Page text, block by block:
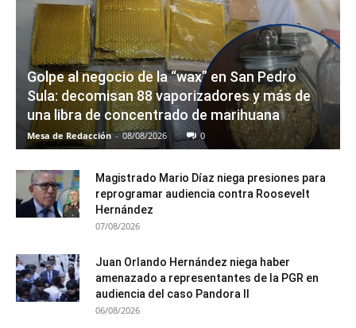
Golpe al negocio de la “wax” en San Pedro
Sula: decomisan 88 vaporizadores y más de
una libra de concentrado de marihuana
Mesa de Redacción - 08/08/2026 0
Magistrado Mario Díaz niega presiones para
reprogramar audiencia contra Roosevelt
Hernández
07/08/2026
Juan Orlando Hernández niega haber
amenazado a representantes de la PGR en
audiencia del caso Pandora II
06/08/2026